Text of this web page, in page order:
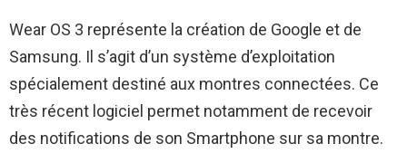
Wear OS 3 représente la création de Google et de
Samsung. Il s’agit d’un système d’exploitation
spécialement destiné aux montres connectées. Ce
très récent logiciel permet notamment de recevoir
des notifications de son Smartphone sur sa montre.